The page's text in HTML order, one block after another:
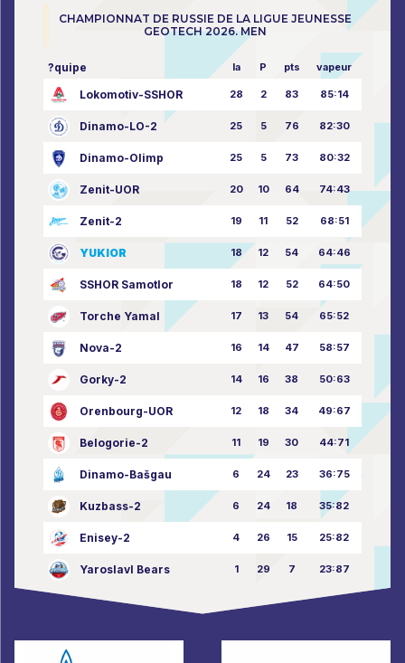
CHAMPIONNAT DE RUSSIE DE LA LIGUE JEUNESSE
GEOTECH 2026. MEN
?quipe la P pts vapeur
Lokomotiv-SSHOR 28 2 83 85:14
Dinamo-LO-2 25 5 76 82:30
Dinamo-Olimp 25 5 73 80:32
Zenit-UOR 20 10 64 74:43
Zenit-2 19 11 52 68:51
YUKIOR 18 12 54 64:46
SSHOR Samotlor 18 12 52 64:50
Torche Yamal 17 13 54 65:52
Nova-2 16 14 47 58:57
Gorky-2 14 16 38 50:63
Orenbourg-UOR 12 18 34 49:67
Belogorie-2 11 19 30 44:71
Dinamo-Bašgau 6 24 23 36:75
Kuzbass-2 6 24 18 35:82
Enisey-2 4 26 15 25:82
Yaroslavl Bears 1 29 7 23:87